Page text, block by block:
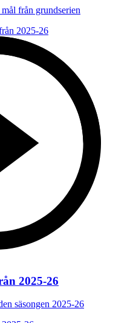
från grundserien
2025-26
säsongen 2025-26